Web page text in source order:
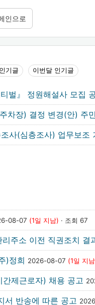
인으로
기글 이번달 인기글
벌』 정원해설사 모집
차장) 결정 변경(안) 주
사(심층조사) 업무보조
08-07 (1일 지남) · 조회 67
주소 이전 직권조치 결
)정희 2026-08-07 (1일 지
제근로자) 채용 공고
서 반송에 따른 공고